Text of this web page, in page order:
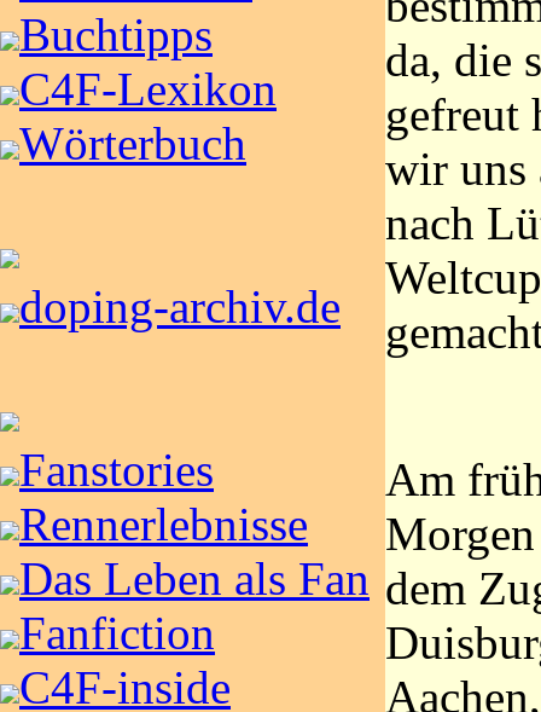
Buchtipps
C4F-Lexikon
Wörterbuch
doping-archiv.de
Fanstories
Rennerlebnisse
Das Leben als Fan
Fanfiction
C4F-inside
da, die
gefreut
wir uns
nach
Am
dem